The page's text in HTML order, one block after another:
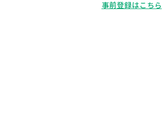
事前登録はこちら